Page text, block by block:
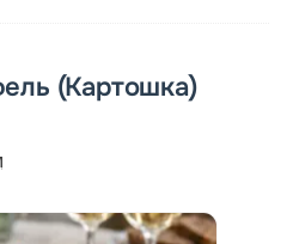
(Картошка)